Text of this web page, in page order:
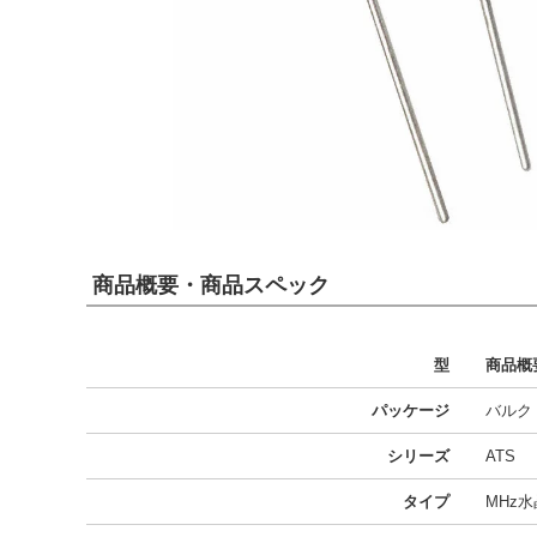
商品概要・商品スペック
型 商品概
パッケージ バルク
シリーズ ATS
タイプ MHz水